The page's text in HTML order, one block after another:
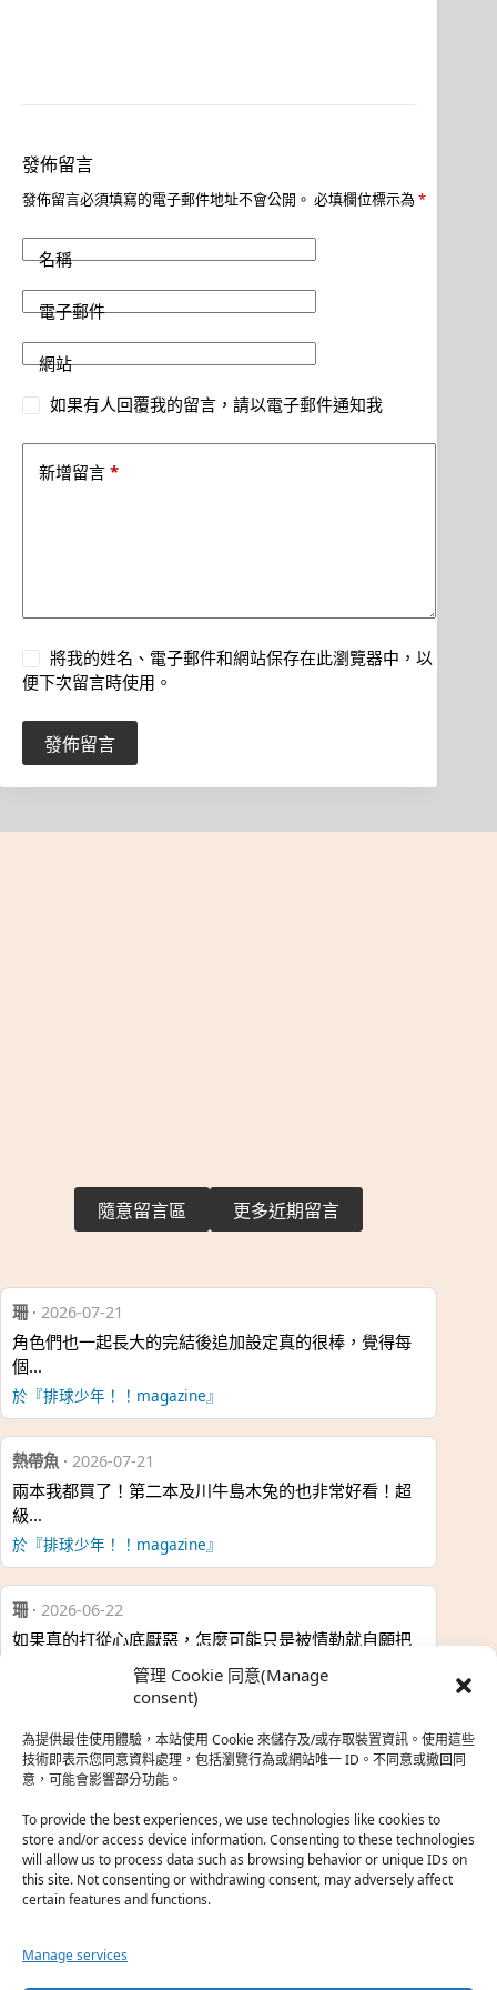
管理 Cookie 同意(Manage
consent)
為提供最佳使用體驗，本站使用 Cookie 來儲存及/或存取裝置資訊。使用這些
技術即表示您同意資料處理，包括瀏覽行為或網站唯一 ID。不同意或撤回同
意，可能會影響部分功能。
To provide the best experiences, we use technologies like cookies to
store and/or access device information. Consenting to these technologies
will allow us to process data such as browsing behavior or unique IDs on
this site. Not consenting or withdrawing consent, may adversely affect
certain features and functions.
Manage services
發佈留言
發佈留言必須填寫的電子郵件地址不會公開。 必填欄位標示為 *
名稱
電子郵件
網站
如果有人回覆我的留言，請以電子郵件通知我
新增留言 *
將我的姓名、電子郵件和網站保存在此瀏覽器中，以
便下次留言時使用。
發佈留言
隨意留言區 更多近期留言
珊· 2026-07-21
角色們也一起長大的完結後追加設定真的很棒，覺得每
個…
於『排球少年！！magazine』
熱帶魚 · 2026-07-21
兩本我都買了！第二本及川牛島木兔的也非常好看！超
級…
於『排球少年！！magazine』
珊· 2026-06-22
如果真的打從心底厭惡，怎麼可能只是被情勒就自願把
熱帶魚·2026-06-22
之前看到網路上有人說灰二自私情勒大家陪他圓夢，但
真…
於『強風吹拂』
珊· 2026-06-18
第…